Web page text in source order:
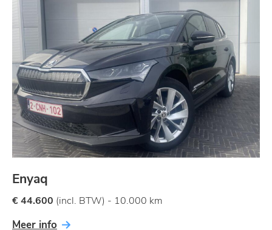
Enyaq
€ 44.600 (incl. BTW) - 10.000 km
Meer info